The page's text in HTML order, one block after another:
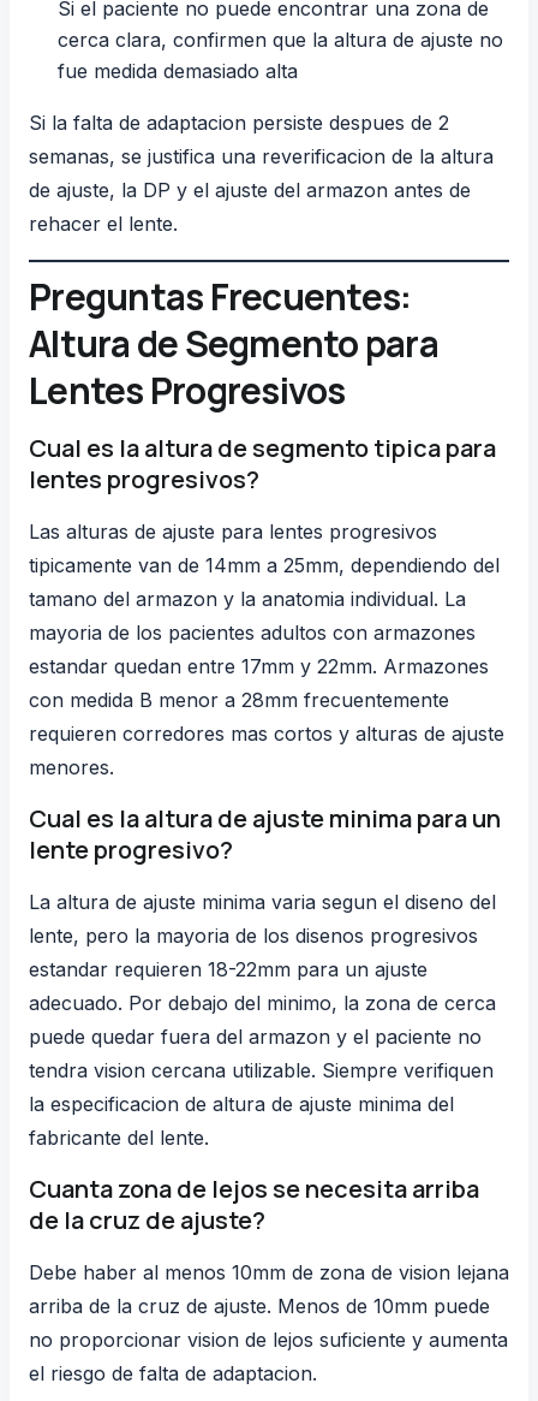
Si el paciente no puede encontrar una zona de
cerca clara, confirmen que la altura de ajuste no
fue medida demasiado alta
Si la falta de adaptacion persiste despues de 2
semanas, se justifica una reverificacion de la altura
de ajuste, la DP y el ajuste del armazon antes de
rehacer el lente.
Preguntas Frecuentes:
Altura de Segmento para
Lentes Progresivos
Cual es la altura de segmento tipica para
lentes progresivos?
Las alturas de ajuste para lentes progresivos
tipicamente van de 14mm a 25mm, dependiendo del
tamano del armazon y la anatomia individual. La
mayoria de los pacientes adultos con armazones
estandar quedan entre 17mm y 22mm. Armazones
con medida B menor a 28mm frecuentemente
requieren corredores mas cortos y alturas de ajuste
menores.
Cual es la altura de ajuste minima para un
lente progresivo?
La altura de ajuste minima varia segun el diseno del
lente, pero la mayoria de los disenos progresivos
estandar requieren 18-22mm para un ajuste
adecuado. Por debajo del minimo, la zona de cerca
puede quedar fuera del armazon y el paciente no
tendra vision cercana utilizable. Siempre verifiquen
la especificacion de altura de ajuste minima del
fabricante del lente.
Cuanta zona de lejos se necesita arriba
de la cruz de ajuste?
Debe haber al menos 10mm de zona de vision lejana
arriba de la cruz de ajuste. Menos de 10mm puede
no proporcionar vision de lejos suficiente y aumenta
el riesgo de falta de adaptacion.